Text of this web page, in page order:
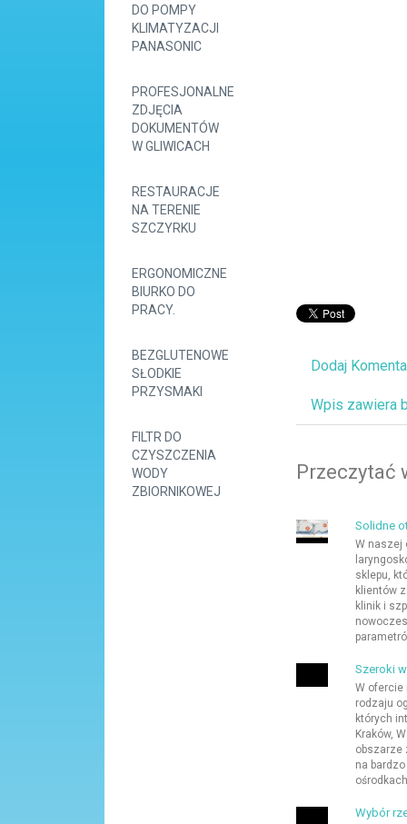
DO POMPY
KLIMATYZACJI
PANASONIC
PROFESJONALNE
ZDJĘCIA
DOKUMENTÓW
W GLIWICACH
RESTAURACJE
NA TERENIE
SZCZYRKU
ERGONOMICZNE
BIURKO DO
PRACY.
BEZGLUTENOWE
SŁODKIE
PRZYSMAKI
FILTR DO
CZYSZCZENIA
WODY
ZBIORNIKOWEJ
Dodaj
Wpis zawiera
Przeczytać
Solidne
W naszej
sklepu,
klientów
klinik i
Szeroki
W ofercie
rodzaju
których
Kraków,
obszarze
na
Wybór